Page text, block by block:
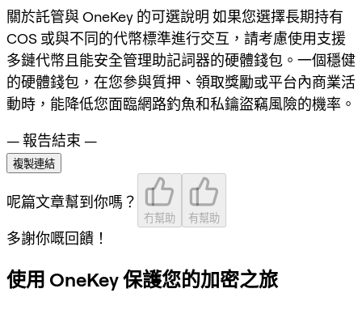
關於託管與 OneKey 的可選說明 如果您選擇長期持有
COS 或與不同的代幣標準進行交互，請考慮使用支援
多鏈代幣且能安全管理助記詞器的硬體錢包。一個穩健
的硬體錢包，在您參與質押、領取獎勵或平台內商業活
動時，能降低您面臨網路釣魚和私鑰盜竊風險的機率。
— 報告結束 —
複製連結
呢篇文章幫到你嗎？
冇幫助 有幫助
多謝你嘅回饋！
使用 OneKey 保護您的加密之旅